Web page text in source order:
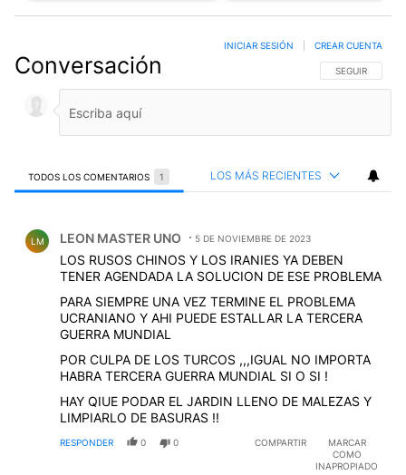
Conversación SIGA ESTA
SEGUIR
INICIAR SESIÓN CREAR CUENTA
TODOS LOS COMENTARIOS 1 LOS MÁS RECIENTES
LM LEON MASTER UNO 5 DE NOVIEMBRE DE 2023
LOS RUSOS CHINOS Y LOS IRANIES YA DEBEN
TENER AGENDADA LA SOLUCION DE ESE PROBLEMA
PARA SIEMPRE UNA VEZ TERMINE EL PROBLEMA
UCRANIANO Y AHI PUEDE ESTALLAR LA TERCERA
GUERRA MUNDIAL
POR CULPA DE LOS TURCOS ,,,IGUAL NO IMPORTA
HABRA TERCERA GUERRA MUNDIAL SI O SI !
HAY QIUE PODAR EL JARDIN LLENO DE MALEZAS Y
LIMPIARLO DE BASURAS !!
RESPONDER 0 0 COMPARTIR
MARCAR
COMO
INAPROPIADO